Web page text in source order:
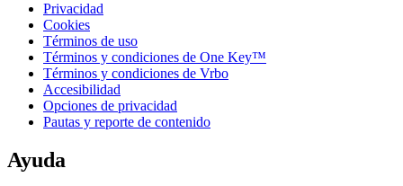
Privacidad
Cookies
Términos de uso
Términos y condiciones de One Key™
Términos y condiciones de Vrbo
Accesibilidad
Opciones de privacidad
Pautas y reporte de contenido
Ayuda